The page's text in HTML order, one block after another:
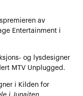
av
Entertainment i
og lysdesigner
MTV Unplugged.
i Kilden for